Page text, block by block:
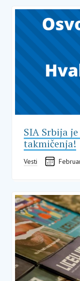
SIA Srbija
takmičenja!
Vesti